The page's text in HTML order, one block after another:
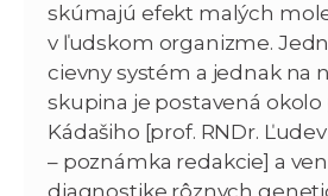
skúmajú efekt malých
v ľudskom organizme.
cievny systém a jednak na
skupina je postavená okolo
Kádašiho [prof. RNDr.
– poznámka redakcie] a